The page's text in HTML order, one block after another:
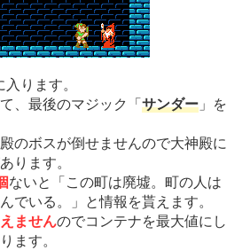
ります。
、最後のマジック「サンダー 」を
のボスが倒せませんので大神殿に
ります。
ないと「この町は廃墟。町の人は
でいる。」と情報を貰えます。
ませんのでコンテナを最大値にし
ます。